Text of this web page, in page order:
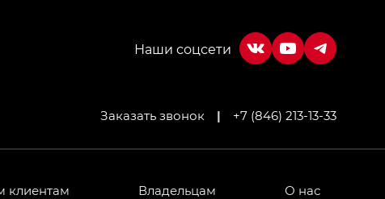
привод — GB AWD, Джи Эль Полный привод —
Заказать звонок | +7 (846) 213-13-33
клиентам Владельцам О нас